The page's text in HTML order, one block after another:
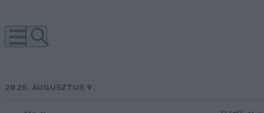
2026. AUGUSZTUS 9.